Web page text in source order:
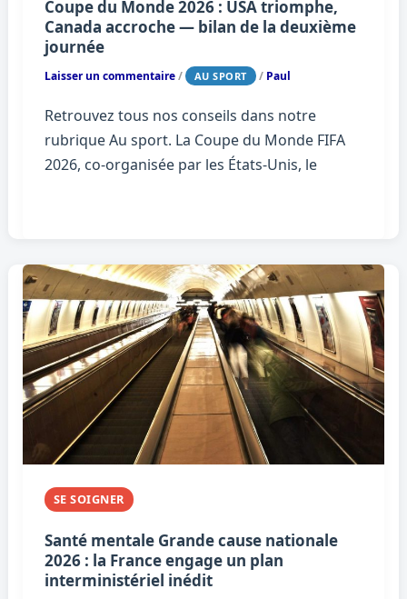
Coupe du Monde 2026 : USA triomphe,
Canada accroche — bilan de la deuxième
journée
Laisser un commentaire/ AU SPORT / Paul
Retrouvez tous nos conseils dans notre
rubrique Au sport. La Coupe du Monde FIFA
2026, co-organisée par les États-Unis, le
SE SOIGNER
Santé mentale Grande cause nationale
2026 : la France engage un plan
interministériel inédit